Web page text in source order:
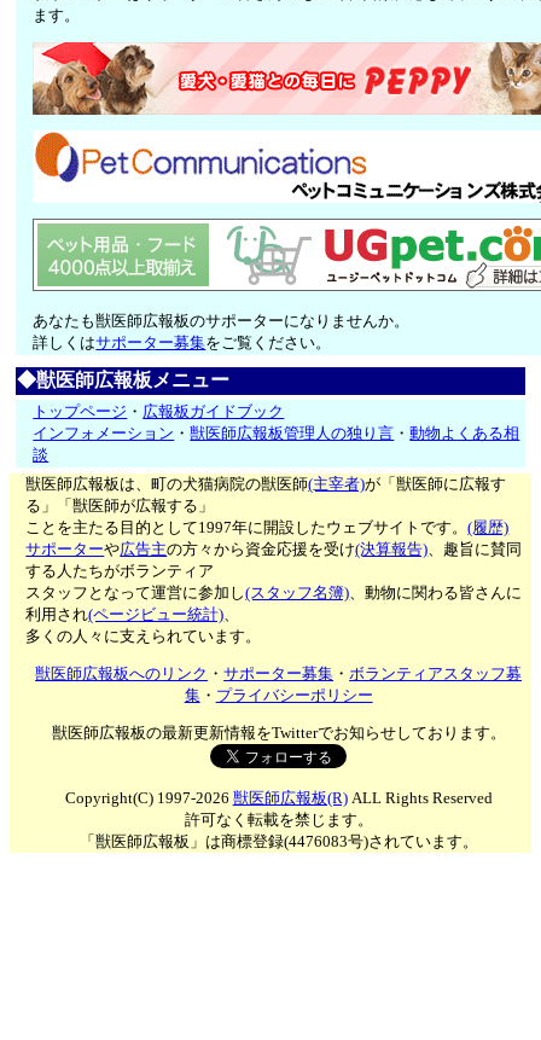
ます。
あなたも獣医師広報板のサポーターになりませんか。
詳しくはサポーター募集をご覧ください。
◆獣医師広報板メニュー
トップページ ・ 広報板ガイドブック
インフォメーション ・獣医師広報板管理人の独り言 ・動物よくある相
談
獣医師広報板は、町の犬猫病院の獣医師(主宰者)が「獣医師に広報す
る」「獣医師が広報する」
ことを主たる目的として1997年に開設したウェブサイトです。(履歴)
サポーターや広告主の方々から資金応援を受け(決算報告)、趣旨に賛同
する人たちがボランティア
スタッフとなって運営に参加し(スタッフ名簿)、動物に関わる皆さんに
利用され(ページビュー統計)、
多くの人々に支えられています。
獣医師広報板へのリンク ・サポーター募集 ・ボランティアスタッフ募
集・ プライバシーポリシー
獣医師広報板の最新更新情報をTwitterでお知らせしております。
Copyright(C) 1997-2026 獣医師広報板(R)ALL Rights Reserved
許可なく転載を禁じます。
「獣医師広報板」は商標登録(4476083号)されています。